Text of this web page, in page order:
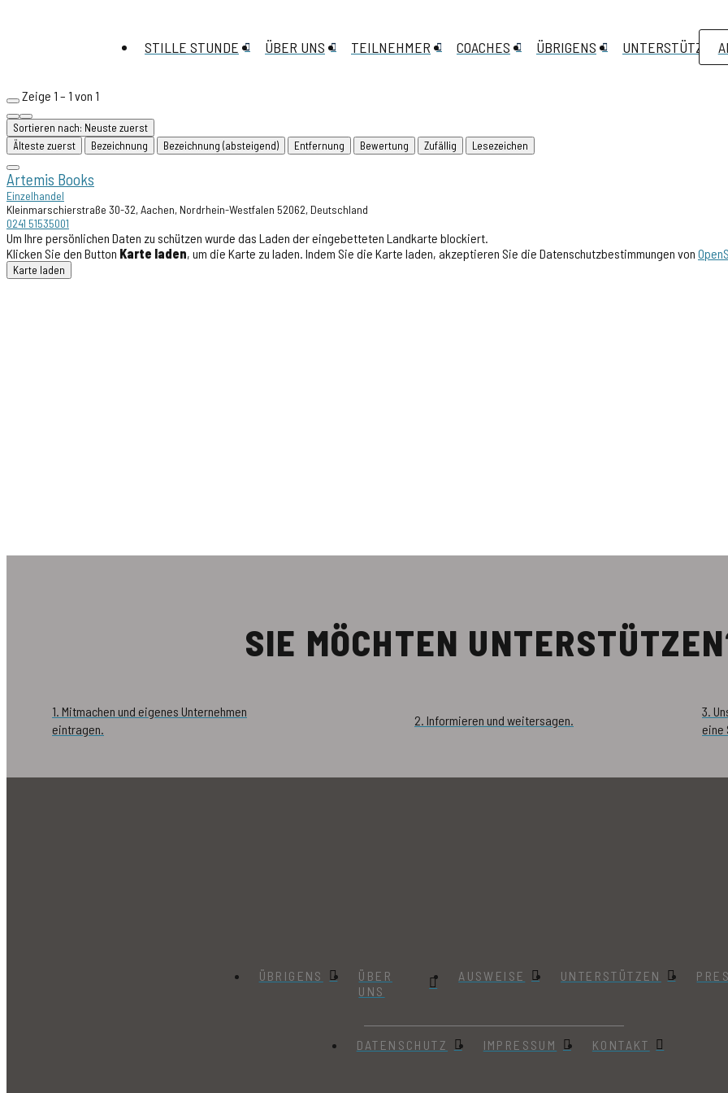
STILLE STUNDE ÜBER UNS TEILNEHMER COACHES ÜBRIGENS UNTERSTÜTZEN
Zeige 1 – 1 von 1
Sortieren nach: Neuste zuerst
Älteste zuerst
Bezeichnung Bezeichnung (absteigend) Entfernung Bewertung Zufällig Lesezeichen
Artemis Books
Einzelhandel
Kleinmarschierstraße 30-32, Aachen, Nordrhein-Westfalen 52062, Deutschland
0241 51535001
Um Ihre persönlichen Daten zu schützen wurde das Laden der eingebetteten Landkarte blockiert.
Klicken Sie den Button Karte laden, um die Karte zu laden. Indem Sie die Karte laden, akzeptieren Sie die Datenschutzbestimmungen von
Karte laden
SIE MÖCHTEN
1. Mitmachen und eigenes Unternehmen
eintragen.
2. Informieren und weitersagen.
3.
eine
ÜBRIGENS
ÜBER
UNS
AUSWEISE UNTERSTÜTZEN
DATENSCHUTZ IMPRESSUM KONTAKT